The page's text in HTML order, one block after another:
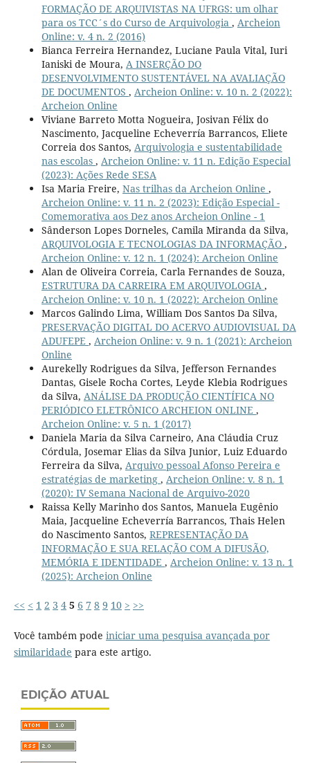
FORMAÇÃO DE ARQUIVISTAS NA UFRGS: um olhar
para os TCC´s do Curso de Arquivologia , Archeion
Online: v. 4 n. 2 (2016)
Bianca Ferreira Hernandez, Luciane Paula Vital, Iuri
Ianiski de Moura, A INSERÇÃO DO
DESENVOLVIMENTO SUSTENTÁVEL NA AVALIAÇÃO
DE DOCUMENTOS , Archeion Online: v. 10 n. 2 (2022):
Archeion Online
Viviane Barreto Motta Nogueira, Josivan Félix do
Nascimento, Jacqueline Echeverría Barrancos, Eliete
Correia dos Santos, Arquivologia e sustentabilidade
nas escolas , Archeion Online: v. 11 n. Edição Especial
(2023): Ações Rede SESA
Isa Maria Freire, Nas trilhas da Archeion Online ,
Archeion Online: v. 11 n. 2 (2023): Edição Especial -
Comemorativa aos Dez anos Archeion Online - 1
Sânderson Lopes Dorneles, Camila Miranda da Silva,
ARQUIVOLOGIA E TECNOLOGIAS DA INFORMAÇÃO ,
Archeion Online: v. 12 n. 1 (2024): Archeion Online
Alan de Oliveira Correia, Carla Fernandes de Souza,
ESTRUTURA DA CARREIRA EM ARQUIVOLOGIA ,
Archeion Online: v. 10 n. 1 (2022): Archeion Online
Marcos Galindo Lima, William Dos Santos Da Silva,
PRESERVAÇÃO DIGITAL DO ACERVO AUDIOVISUAL DA
ADUFEPE , Archeion Online: v. 9 n. 1 (2021): Archeion
Online
Aurekelly Rodrigues da Silva, Jefferson Fernandes
Dantas, Gisele Rocha Cortes, Leyde Klebia Rodrigues
da Silva, ANÁLISE DA PRODUÇÃO CIENTÍFICA NO
PERIÓDICO ELETRÔNICO ARCHEION ONLINE ,
Archeion Online: v. 5 n. 1 (2017)
Daniela Maria da Silva Carneiro, Ana Cláudia Cruz
Córdula, Josemar Elias da Silva Junior, Luiz Eduardo
Ferreira da Silva, Arquivo pessoal Afonso Pereira e
estratégias de marketing , Archeion Online: v. 8 n. 1
(2020): IV Semana Nacional de Arquivo-2020
Raissa Kelly Marinho dos Santos, Manuela Eugênio
Maia, Jacqueline Echeverría Barrancos, Thais Helen
do Nascimento Santos, REPRESENTAÇÃO DA
INFORMAÇÃO E SUA RELAÇÃO COM A DIFUSÃO,
MEMÓRIA E IDENTIDADE , Archeion Online: v. 13 n. 1
(2025): Archeion Online
<< < 1 2 3 4 5 6 7 8 9 10 > >>
Você também pode iniciar uma pesquisa avançada por
similaridade para este artigo.
EDIÇÃO ATUAL